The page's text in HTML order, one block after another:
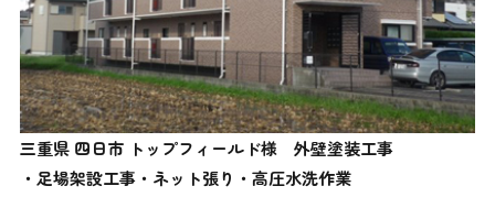
三重県 四日市 トップフィールド様 外壁塗装工事
・足場架設工事・ネット張り・ 高圧水洗作業